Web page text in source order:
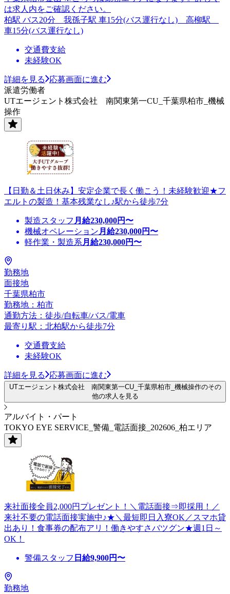
は求人内をご確認ください。
柏駅 バス20分 我孫子駅 車15分(バス運行なし) 高柳駅
車15分(バス運行なし)
交通費支給
未経験OK
詳細を見る
応募画面に進む
派遣労働者
UTエージェント株式会社 南関東第一CU_千葉県柏市_機械
操作
【日勤＆土日休み】安定企業で長く働こう！未経験歓迎★フ
エルトの製造！基本残業なし♪駅から徒歩7分
製造スタッフ 月給230,000円〜
機械オペレーション 月給230,000円〜
軽作業・製造系 月給230,000円〜
勤務地
面接地
千葉県柏市
勤務地：柏市
通勤方法：徒歩/自転車/バス/電車
最寄り駅：北柏駅から徒歩7分
交通費支給
未経験OK
詳細を見る 応募画面に進む
UTエージェント株式会社 南関東第一CU_千葉県柏市_機械操作のその
他の求人を見る
アルバイト・パート
TOKYO EYE SERVICE_警備_電話面接_202606_柏エリア
来社面接全員2,000円プレゼント！＼電話面接⇒即採用！／
来社不要の電話面接実施中♪★＼最短即日入寮OK／スマホ貸
出あり！食事券の配布アリ！働きやすさバツグン★週1日～
OK！
警備スタッフ 日給9,900円〜
勤務地